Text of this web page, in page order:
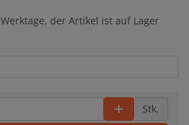
der Artikel ist auf Lager
Stk.